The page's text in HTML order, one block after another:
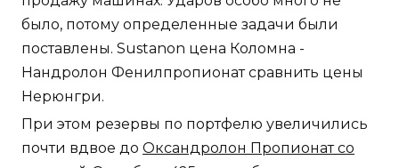
было, потому определенные задачи были
поставлены. Sustanon цена Коломна -
Нандролон Фенилпропионат сравнить цены
Нерюнгри.
При этом резервы по портфелю увеличились
почти вдвое до Оксандролон Пропионат со